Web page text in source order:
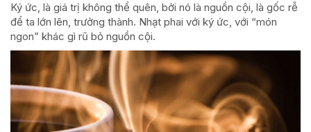
Ký ức, là giá trị không thể quên, bởi nó là nguồn cội, là gốc rễ
để ta lớn lên, trưởng thành. Nhạt phai với ký ức, với “món
ngon” khác gì rũ bỏ nguồn cội.